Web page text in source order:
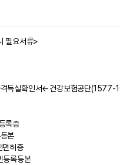
필요서류>
득실확인서←건강보험공단(1577-
록증
본
면허증
등록등본